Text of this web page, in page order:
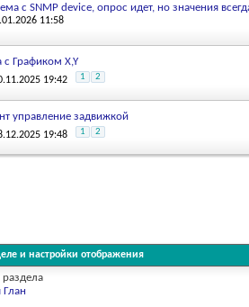
с SNMP device, опрос идет, но значения
11:58
с Графиком X,Y
19:42 1 2
управление задвижкой
19:48 1 2
и настройки отображения
Глан